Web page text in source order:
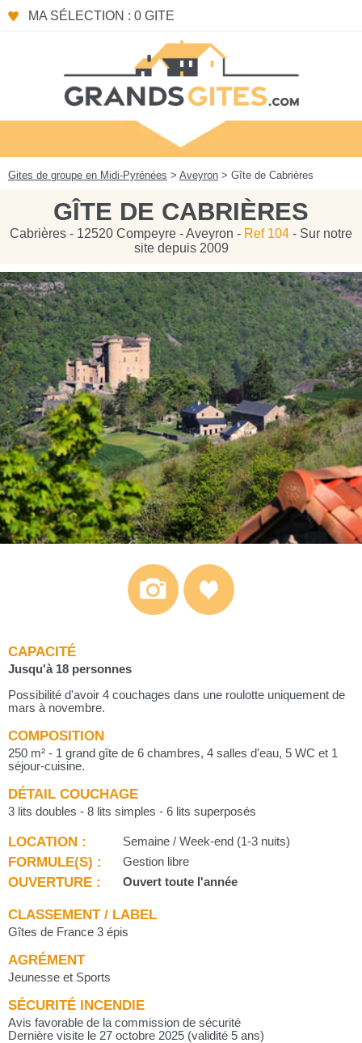
MA SÉLECTION : 0 GITE
Gites de groupe en Midi-Pyrénées > Aveyron > Gîte de Cabrières
GÎTE DE CABRIÈRES
Cabrières - 12520 Compeyre - Aveyron - Ref 104 - Sur notre
site depuis 2009
CAPACITÉ
Jusqu'à 18 personnes
Possibilité d'avoir 4 couchages dans une roulotte uniquement de
mars à novembre.
COMPOSITION
250 m² - 1 grand gîte de 6 chambres, 4 salles d'eau, 5 WC et 1
séjour-cuisine.
DÉTAIL COUCHAGE
3 lits doubles - 8 lits simples - 6 lits superposés
LOCATION : Semaine / Week-end (1-3 nuits)
FORMULE(S) : Gestion libre
OUVERTURE : Ouvert toute l'année
CLASSEMENT / LABEL
Gîtes de France 3 épis
AGRÉMENT
Jeunesse et Sports
SÉCURITÉ INCENDIE
Avis favorable de la commission de sécurité
Dernière visite le 27 octobre 2025 (validité 5 ans)
Panneau de gestion des cookies